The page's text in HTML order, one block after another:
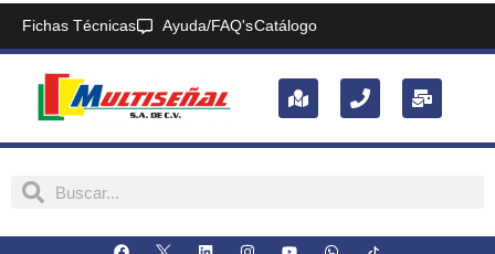
Fichas Técnicas Ayuda/FAQ'sCatálogo